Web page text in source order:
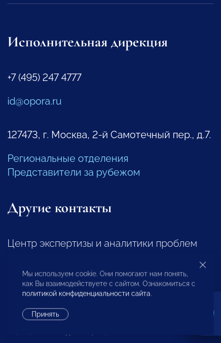
Исполнительная дирекция
+7 (495) 247 4777
id@opora.ru
127473, г. Москва, 2-й Самотечный пер., д.7.
Региональные отделения
Представители за рубежом
Другие контакты
Центр экспертизы и аналитики проблем
+7 (495) 247-4777
Отдел регионального развития
Мы используем cookie. Они помогают нам понять,
как Вы взаимодействуете с сайтом. Ознакомиться с
политикой конфиденциальности сайта.
Принять